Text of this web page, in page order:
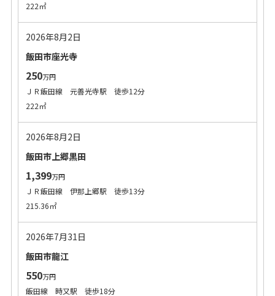
222㎡
2026年8月2日
飯田市座光寺
250万円
ＪＲ飯田線 元善光寺駅 徒歩12分
222㎡
2026年8月2日
飯田市上郷黒田
1,399万円
ＪＲ飯田線 伊那上郷駅 徒歩13分
215.36㎡
2026年7月31日
飯田市龍江
550万円
飯田線 時又駅 徒歩18分